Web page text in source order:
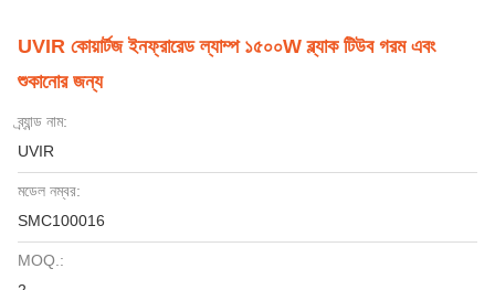
UVIR কোয়ার্টজ ইনফ্রারেড ল্যাম্প ১৫০০W ব্ল্যাক টিউব গরম এবং
শুকানোর জন্য
ব্র্যান্ড নাম:
UVIR
মডেল নম্বর:
SMC100016
MOQ.: